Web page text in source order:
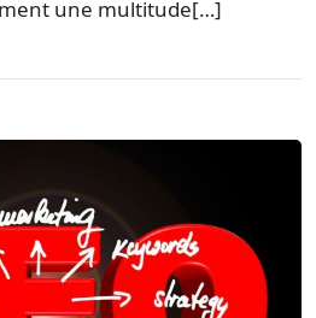
une multitude[…]